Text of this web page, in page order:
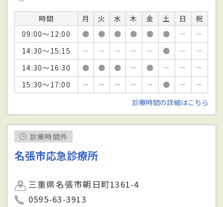
時間 月 火 水 木 金 土 日
祝
09:00～12:00
● ● ● ● ● ● －
－
14:30～15:15
－ － － － － ● －
－
14:30～16:30
● ● ● － ● － －
－
15:30～17:00
－ － － － － ● －
－
診療時間の詳細はこちら
診療時間外
名張市応急診療所
三重県名張市朝日町1361-4
0595-63-3913